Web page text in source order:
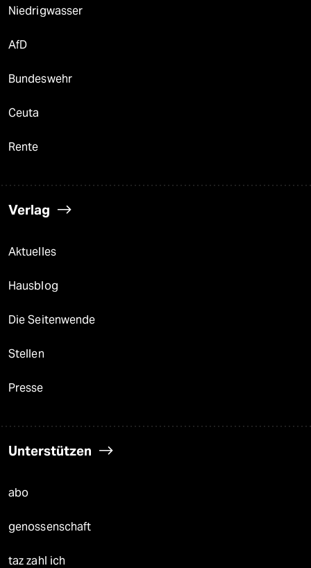
Niedrigwasser
AfD
Bundeswehr
Ceuta
Rente
Verlag
Aktuelles
Hausblog
Die Seitenwende
Stellen
Presse
Unterstützen
abo
genossenschaft
taz zahl ich